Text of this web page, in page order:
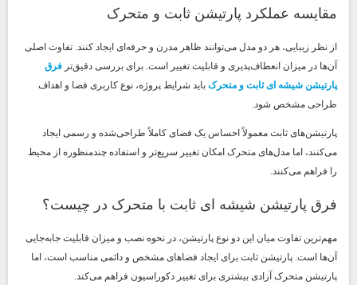
مقایسه عملکرد پارتیشن ثابت و متحرک
از نظر زیبایی، هر دو مدل می‌توانند ظاهر مدرن و حرفه‌ای ایجاد کنند. تفاوت اصلی
آن‌ها در میزان انعطاف‌پذیری و قابلیت تغییر است. برای بررسی دقیق‌تر فرق
پارتیشن شیشه ای ثابت و متحرک باید شرایط پروژه، نوع کاربری فضا و اهداف
طراحی مشخص شود.
پارتیشن‌های ثابت معمولاً احساس یک فضای کاملاً طراحی‌شده و رسمی ایجاد
می‌کنند، اما مدل‌های متحرک امکان تغییر سریع‌تر و استفاده چندمنظوره از محیط
را فراهم می‌کنند.
فرق پارتیشن شیشه ای ثابت با متحرک در چیست؟
مهم‌ترین تفاوت میان این دو نوع پارتیشن، در نحوه نصب و میزان قابلیت جابه‌جایی
آن‌ها است. پارتیشن ثابت برای ایجاد فضاهای مشخص و دائمی مناسب است، اما
پارتیشن متحرک آزادی بیشتری برای تغییر دکوراسیون فراهم می‌کند.